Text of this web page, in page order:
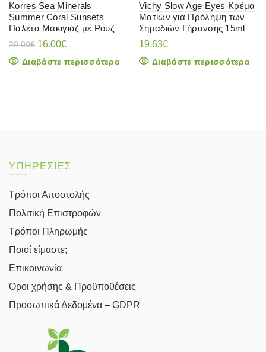
Korres Sea Minerals
Summer Coral Sunsets
Παλέτα Μακιγιάζ με Ρουζ
20.00€ Original
was:
16.00€Η
τιμή
Διαβάστε περισσότερα
Vichy Slow Age Eyes Κρέμα
Ματιών για Πρόληψη των
Σημαδιών Γήρανσης 15ml
19.63€
Διαβάστε περισσότερα
ΥΠΗΡΕΣΙΕΣ
Τρόποι Αποστολής
Πολιτική Επιστροφών
Τρόποι Πληρωμής
Ποιοί είμαστε;
Επικοινωνία
Όροι χρήσης & Προϋποθέσεις
Προσωπικά Δεδομένα – GDPR